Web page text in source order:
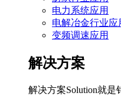
电力系统应用
电解冶金行业应
变频调速应用
解决方案
解决方案Solution就